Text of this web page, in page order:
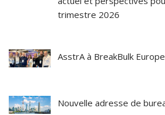
trimestre 2026
AsstrA à BreakBulk
Nouvelle adresse de